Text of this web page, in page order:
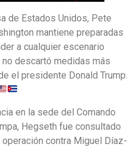
de Estados Unidos, Pete
mantiene preparadas
a cualquier escenario
descartó medidas más
el presidente Donald Trump.
en la sede del Comando
Hegseth fue consultado
contra Miguel Díaz-